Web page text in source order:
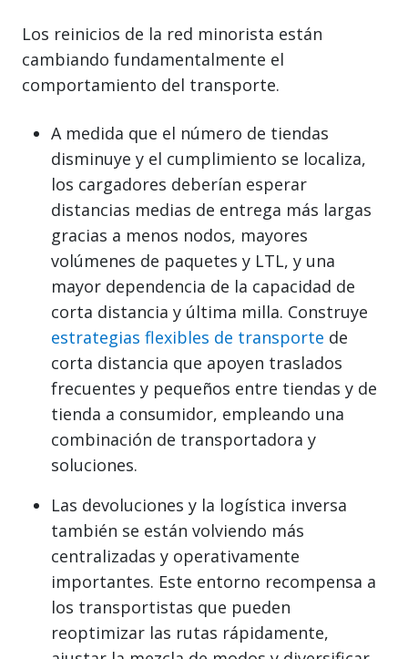
Los reinicios de la red minorista están
cambiando fundamentalmente el
comportamiento del transporte.
A medida que el número de tiendas
disminuye y el cumplimiento se localiza,
los cargadores deberían esperar
distancias medias de entrega más largas
gracias a menos nodos, mayores
volúmenes de paquetes y LTL, y una
mayor dependencia de la capacidad de
corta distancia y última milla. Construye
estrategias flexibles de transporte de
corta distancia que apoyen traslados
frecuentes y pequeños entre tiendas y de
tienda a consumidor, empleando una
combinación de transportadora y
soluciones.
Las devoluciones y la logística inversa
también se están volviendo más
centralizadas y operativamente
importantes. Este entorno recompensa a
los transportistas que pueden
reoptimizar las rutas rápidamente,